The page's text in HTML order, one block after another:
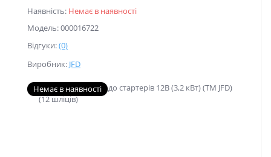
Наявність: Немає в наявності
Модель: 000016722
Відгуки:(0)
Виробник: JFD
Немає в наявності